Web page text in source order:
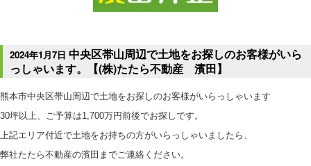
2024年1月7日 中央区帯山周辺で土地をお探しのお客様がいら
っしゃいます。【(株)たたら不動産 濱田】
熊本市中央区帯山周辺で土地をお探しのお客様がいらっしゃいます
30坪以上、ご予算は1,700万円前後でお探しです。
上記エリア付近で土地をお持ちの方がいらっしゃいましたら、
弊社たたら不動産の濱田までご連絡ください。